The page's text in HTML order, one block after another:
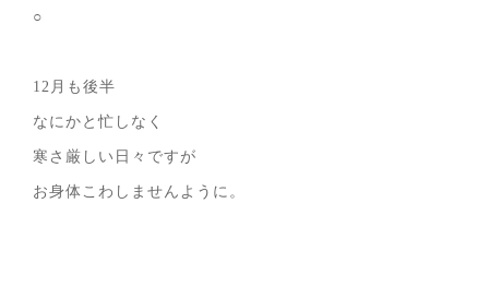
○
12月も後半
なにかと忙しなく
寒さ厳しい日々ですが
お身体こわしませんように。